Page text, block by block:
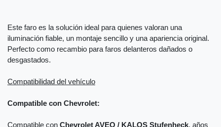
Este faro es la solución ideal para quienes valoran una
iluminación fiable, un montaje sencillo y una apariencia original.
Perfecto como recambio para faros delanteros dañados o
desgastados.
Compatibilidad del vehículo
Compatible con Chevrolet:
Compatible con Chevrolet AVEO / KALOS Stufenheck, años